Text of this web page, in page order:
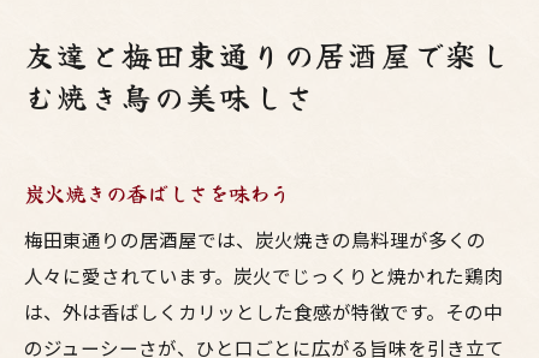
友達と梅田東通りの居酒屋で楽し
む焼き鳥の美味しさ
炭火焼きの香ばしさを味わう
梅田東通りの居酒屋では、炭火焼きの鳥料理が多くの
人々に愛されています。炭火でじっくりと焼かれた鶏肉
は、外は香ばしくカリッとした食感が特徴です。その中
のジューシーさが、ひと口ごとに広がる旨味を引き立て